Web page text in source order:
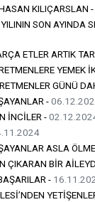
KILIÇARSLAN -
SON AYINDA
ETLER ARTIK
YEMEK
GÜNÜ
-
İNCİLER -
ASLA
ÇIKARAN BİR
-